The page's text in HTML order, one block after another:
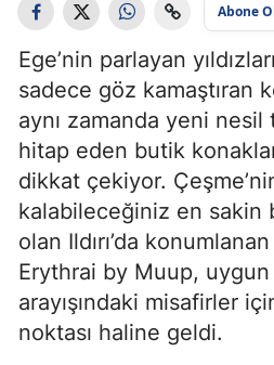
Abone
Ege’nin parlayan
sadece göz kamaştıran
aynı zamanda yeni nesil
hitap eden butik
dikkat çekiyor.
kalabileceğiniz en sakin
olan Ildırı’da
Erythrai by Muup,
arayışındaki misafirler
noktası haline geldi.